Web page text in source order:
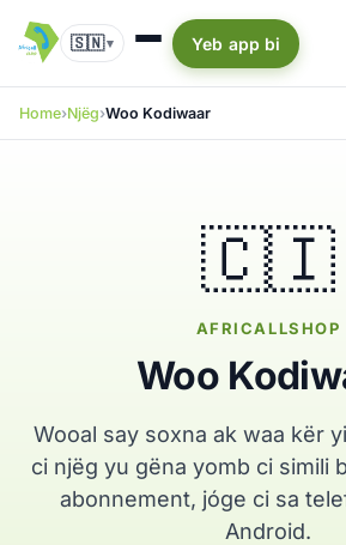
🇸🇳▾ Yeb app bi
Home Njëg Woo Kodiwaar
🇨🇮
AFRICALLSHOP
Woo
Wooal say soxna ak waa kër
ci njëg yu gëna yomb ci simili
abonnement, jóge ci sa
Android.